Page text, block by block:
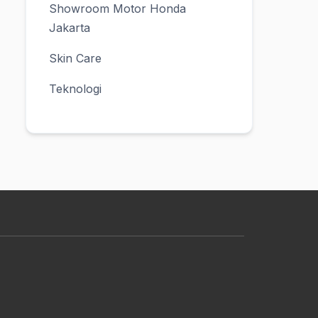
Showroom Motor Honda
Jakarta
Skin Care
Teknologi